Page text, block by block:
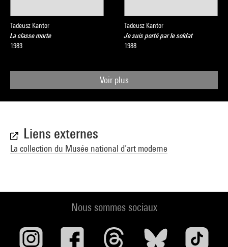
Tadeusz Kantor
La classe morte
1983
Tadeusz Kantor
Je suis porté par le soldat
1988
Voir plus
Liens externes
La collection du Musée national d’art moderne
Nous sommes sociaux